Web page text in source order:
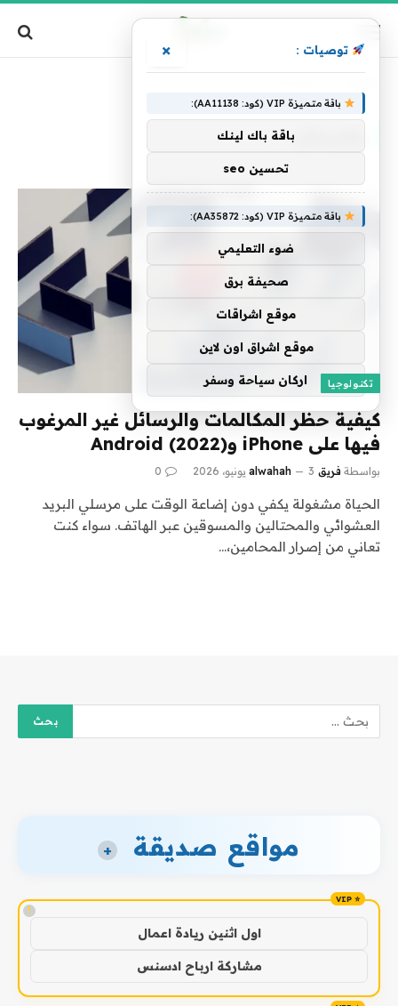
تكنولوجيا
كيفية حظر المكالمات والرسائل غير المرغوب
فيها على iPhone وAndroid (2022)
بواسطة فريق alwahah 3 يونيو، 2026 0
الحياة مشغولة يكفي دون إضاعة الوقت على مرسلي البريد
العشوائي والمحتالين والمسوقين عبر الهاتف. سواء كنت
تعاني من إصرار المحامين،…
مواقع صديقة +
!
اول اثنين ريادة اعمال
مشاركة ارباح ادسنس
توصيات : ×
باقة متميزة VIP (كود: AA11138):
باقة باك لينك
تحسين seo
باقة متميزة VIP (كود: AA35872):
ضوء التعليمي
صحيفة برق
موقع اشراقات
موقع اشراق اون لاين
اركان سياحة وسفر